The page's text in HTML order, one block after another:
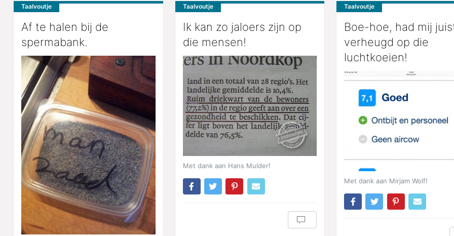
Taalvoutje
Af te halen bij de
spermabank.
Taalvoutje
Ik kan zo jaloers zijn op
die mensen!
Met dank aan Hans Mulder!
Taalvoutje
Boe-hoe, had mij
verheugd op die
luchtkoeien!
Met dank aan Mirjam Wolf!